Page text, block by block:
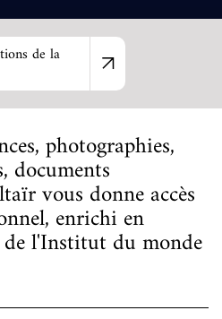
de la
photographies,
documents
vous donne accès
enrichi en
l'Institut du monde